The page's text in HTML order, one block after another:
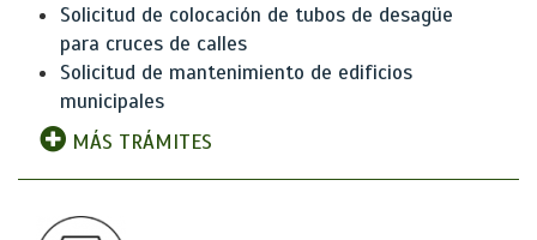
Solicitud de colocación de tubos de desagüe
para cruces de calles
Solicitud de mantenimiento de edificios
municipales
MÁS TRÁMITES